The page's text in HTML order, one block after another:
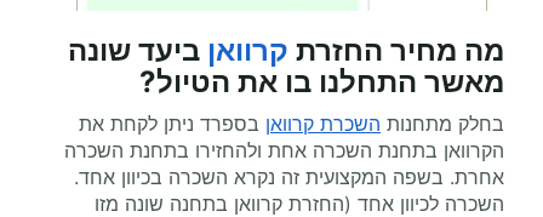
מה מחיר החזרת קרוואן ביעד שונה
מאשר התחלנו בו את הטיול?
בחלק מתחנות השכרת קרוואן בספרד ניתן לקחת את
הקרוואן בתחנת השכרה אחת ולהחזירו בתחנת השכרה
אחרת. בשפה המקצועית זה נקרא השכרה בכיוון אחד.
השכרה לכיוון אחד (החזרת קרוואן בתחנה שונה מזו